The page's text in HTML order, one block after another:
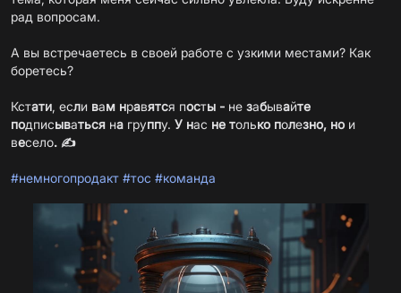
рад вопросам.
А вы встречаетесь в своей работе с узкими местами? Как
боретесь?
Кстати, если вам нравятся посты - не забывайте
подписываться на группу. У нас не только полезно, но и
весело. ✍️
#немногопродакт #тос #команда